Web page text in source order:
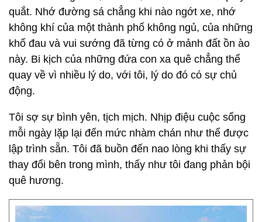
Khoảng sân bình yên mỗi buổi chiều, tôi ngồi đợi
ba mẹ làm về.
Tôi trải qua 10 năm sống trên đất khách và đến bây
giờ, tôi là khách trọ trên quê hương mình. Ba nói
với tôi rất nhiều về cơ hội lập nghiệp tại quê nhà,